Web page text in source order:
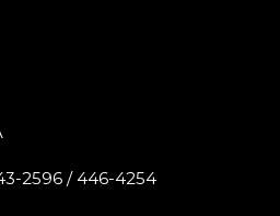
2596 / 446-4254